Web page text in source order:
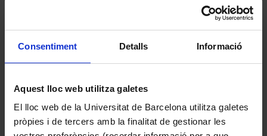
Consentiment Detalls Informació
Aquest lloc web utilitza galetes
El lloc web de la Universitat de Barcelona utilitza galetes
pròpies i de tercers amb la finalitat de gestionar les
150è aniversari arxius biblioteques Biologia
catalogació centenari Cinema ciència col·leccions
patrimonials UB col·leccions